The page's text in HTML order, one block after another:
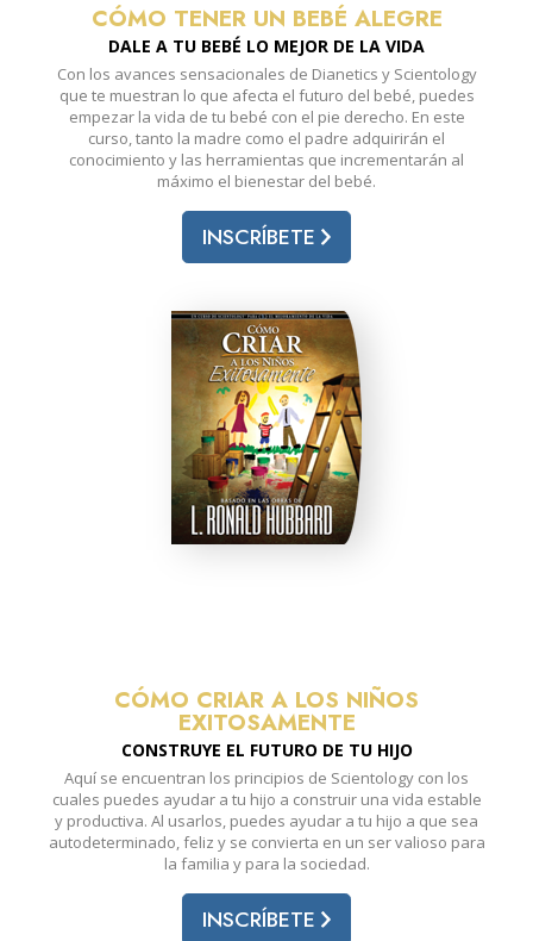
CÓMO TENER UN BEBÉ ALEGRE
DALE A TU BEBÉ LO MEJOR DE LA VIDA
Con los avances sensacionales de Dianetics y Scientology
que te muestran lo que afecta el futuro del bebé, puedes
empezar la vida de tu bebé con el pie derecho. En este
curso, tanto la madre como el padre adquirirán el
conocimiento y las herramientas que incrementarán al
máximo el bienestar del bebé.
INSCRÍBETE
CÓMO CRIAR A LOS NIÑOS
EXITOSAMENTE
CONSTRUYE EL FUTURO DE TU HIJO
Aquí se encuentran los principios de Scientology con los
cuales puedes ayudar a tu hijo a construir una vida estable
y productiva. Al usarlos, puedes ayudar a tu hijo a que sea
autodeterminado, feliz y se convierta en un ser valioso para
la familia y para la sociedad.
INSCRÍBETE